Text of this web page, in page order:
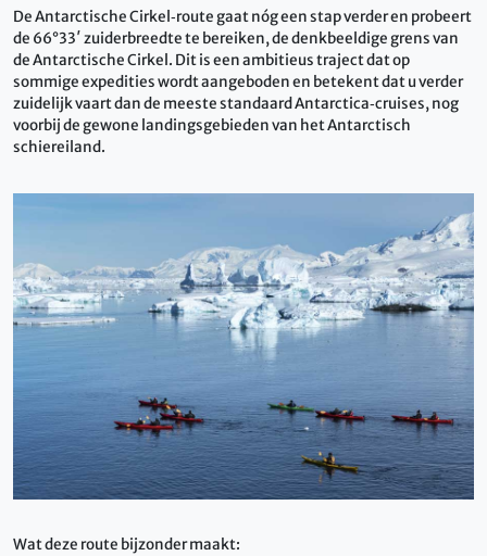
De Antarctische Cirkel‑route gaat nóg een stap verder en probeert
de 66°33′ zuiderbreedte te bereiken, de denkbeeldige grens van
de Antarctische Cirkel. Dit is een ambitieus traject dat op
sommige expedities wordt aangeboden en betekent dat u verder
zuidelijk vaart dan de meeste standaard Antarctica‑cruises, nog
voorbij de gewone landingsgebieden van het Antarctisch
schiereiland.
Wat deze route bijzonder maakt: